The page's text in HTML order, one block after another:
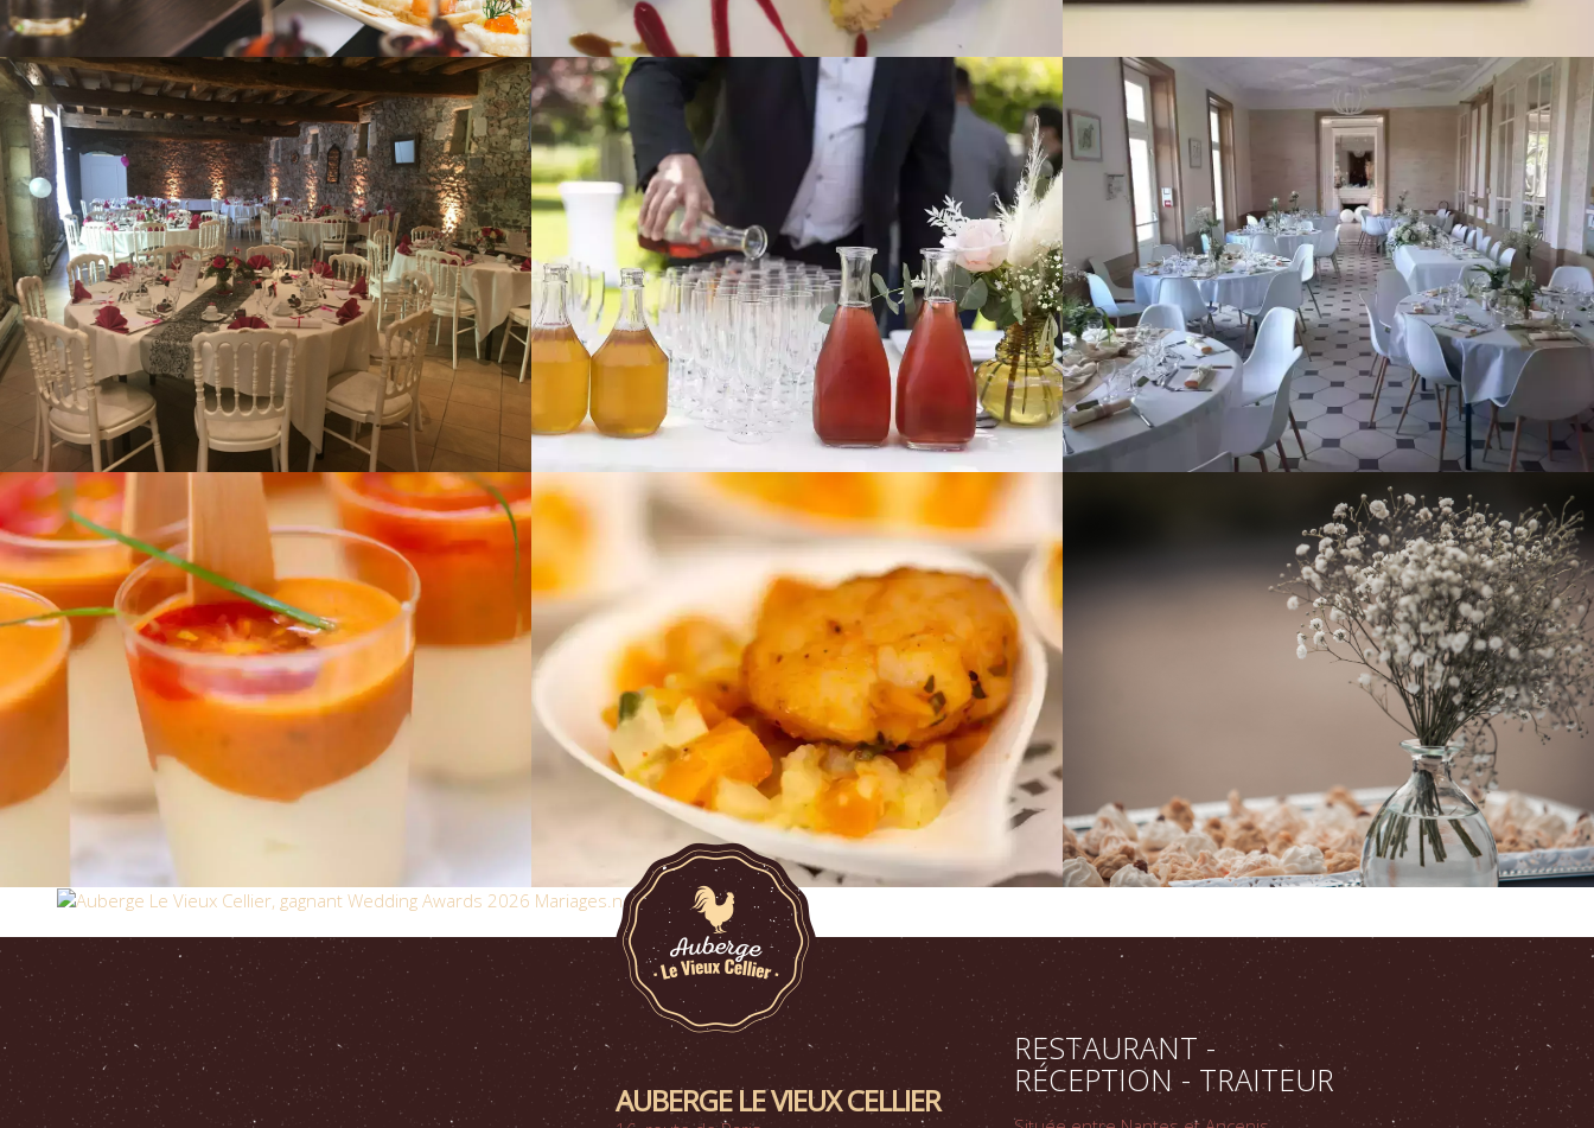
AUBERGE LE VIEUX CELLIER
RESTAURANT -
RÉCEPTION - TRAITEUR